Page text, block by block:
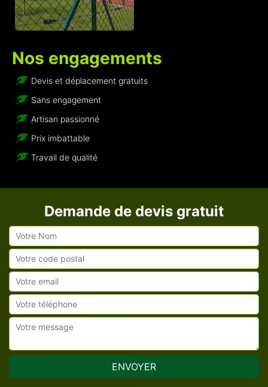
Nos engagements
Devis et déplacement gratuits
Sans engagement
Artisan passionné
Prix imbattable
Travail de qualité
Demande de devis gratuit